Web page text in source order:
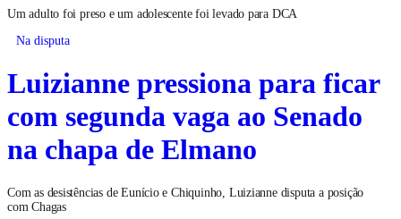
Um adulto foi preso e um adolescente foi levado para DCA
Na disputa
Luizianne pressiona para ficar
com segunda vaga ao Senado
na chapa de Elmano
Com as desistências de Eunício e Chiquinho, Luizianne disputa a posição
com Chagas